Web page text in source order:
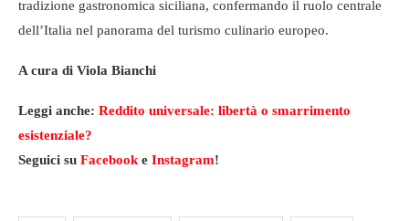
tradizione gastronomica siciliana, confermando il ruolo centrale
dell’Italia nel panorama del turismo culinario europeo.
A cura di Viola Bianchi
Leggi anche: Reddito universale: libertà o smarrimento
esistenziale?
Seguici su Facebook e Instagram!